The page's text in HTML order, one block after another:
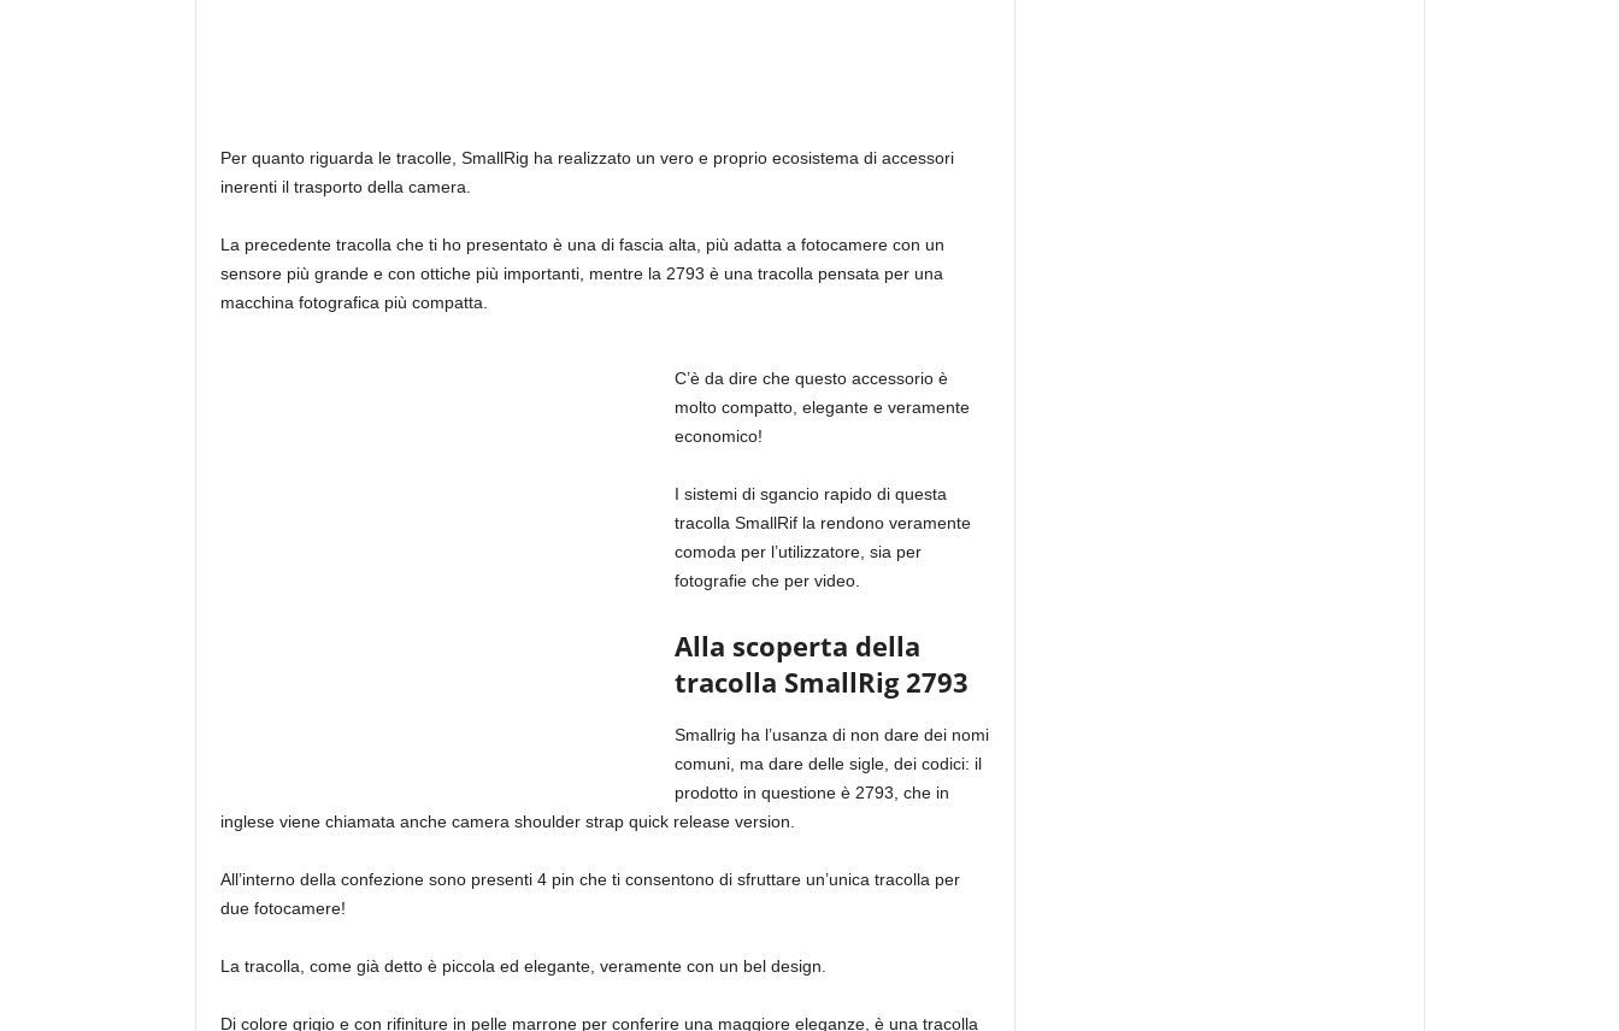
Per quanto riguarda le tracolle, SmallRig ha realizzato un vero e proprio ecosistema di accessori
inerenti il trasporto della camera.
La precedente tracolla che ti ho presentato è una di fascia alta, più adatta a fotocamere con un
sensore più grande e con ottiche più importanti, mentre la 2793 è una tracolla pensata per una
macchina fotografica più compatta.
C’è da dire che questo accessorio è
molto compatto, elegante e veramente
economico!
I sistemi di sgancio rapido di questa
tracolla SmallRif la rendono veramente
comoda per l’utilizzatore, sia per
fotografie che per video.
Alla scoperta della
tracolla SmallRig 2793
Smallrig ha l’usanza di non dare dei nomi
comuni, ma dare delle sigle, dei codici: il
prodotto in questione è 2793, che in
inglese viene chiamata anche camera shoulder strap quick release version.
All’interno della confezione sono presenti 4 pin che ti consentono di sfruttare un’unica tracolla per
due fotocamere!
La tracolla, come già detto è piccola ed elegante, veramente con un bel design.
Di colore grigio e con rifiniture in pelle marrone per conferire una maggiore eleganze, è una tracolla